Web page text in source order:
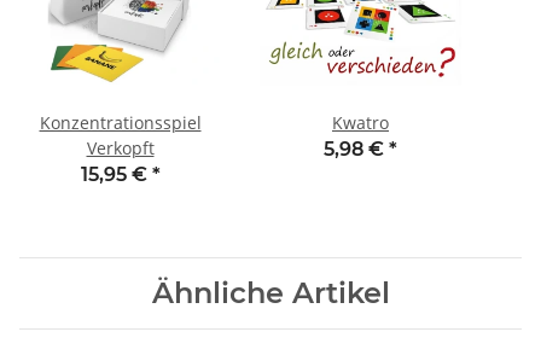
Konzentrationsspiel
Verkopft
15,95 € *
Kwatro
5,98 € *
Ähnliche Artikel